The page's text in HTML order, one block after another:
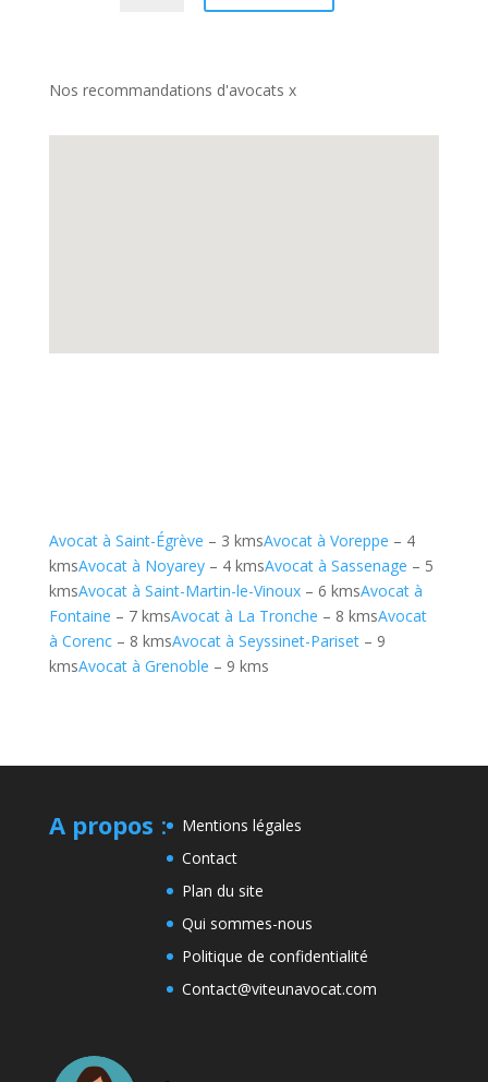
Nos recommandations d'avocats x
Avocat à Saint-Égrève – 3 kmsAvocat à Voreppe – 4
kmsAvocat à Noyarey– 4 kmsAvocat à Sassenage – 5
kmsAvocat à Saint-Martin-le-Vinoux– 6 kmsAvocat à
Fontaine – 7 kmsAvocat à La Tronche – 8 kmsAvocat
à Corenc– 8 kmsAvocat à Seyssinet-Pariset– 9
kmsAvocat à Grenoble – 9 kms
A propos :
Mentions légales
Contact
Plan du site
Qui sommes-nous
Politique de confidentialité
Contact@viteunavocat.com